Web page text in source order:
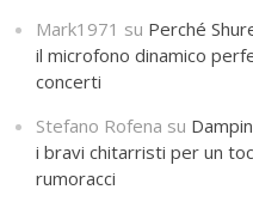
Mark1971 su Perché
il microfono dinamico
concerti
Stefano Rofena su
i bravi chitarristi per un
rumoracci